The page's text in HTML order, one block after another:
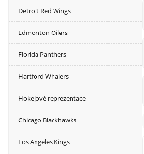
Detroit Red Wings
Edmonton Oilers
Florida Panthers
Hartford Whalers
Hokejové reprezentace
Chicago Blackhawks
Los Angeles Kings